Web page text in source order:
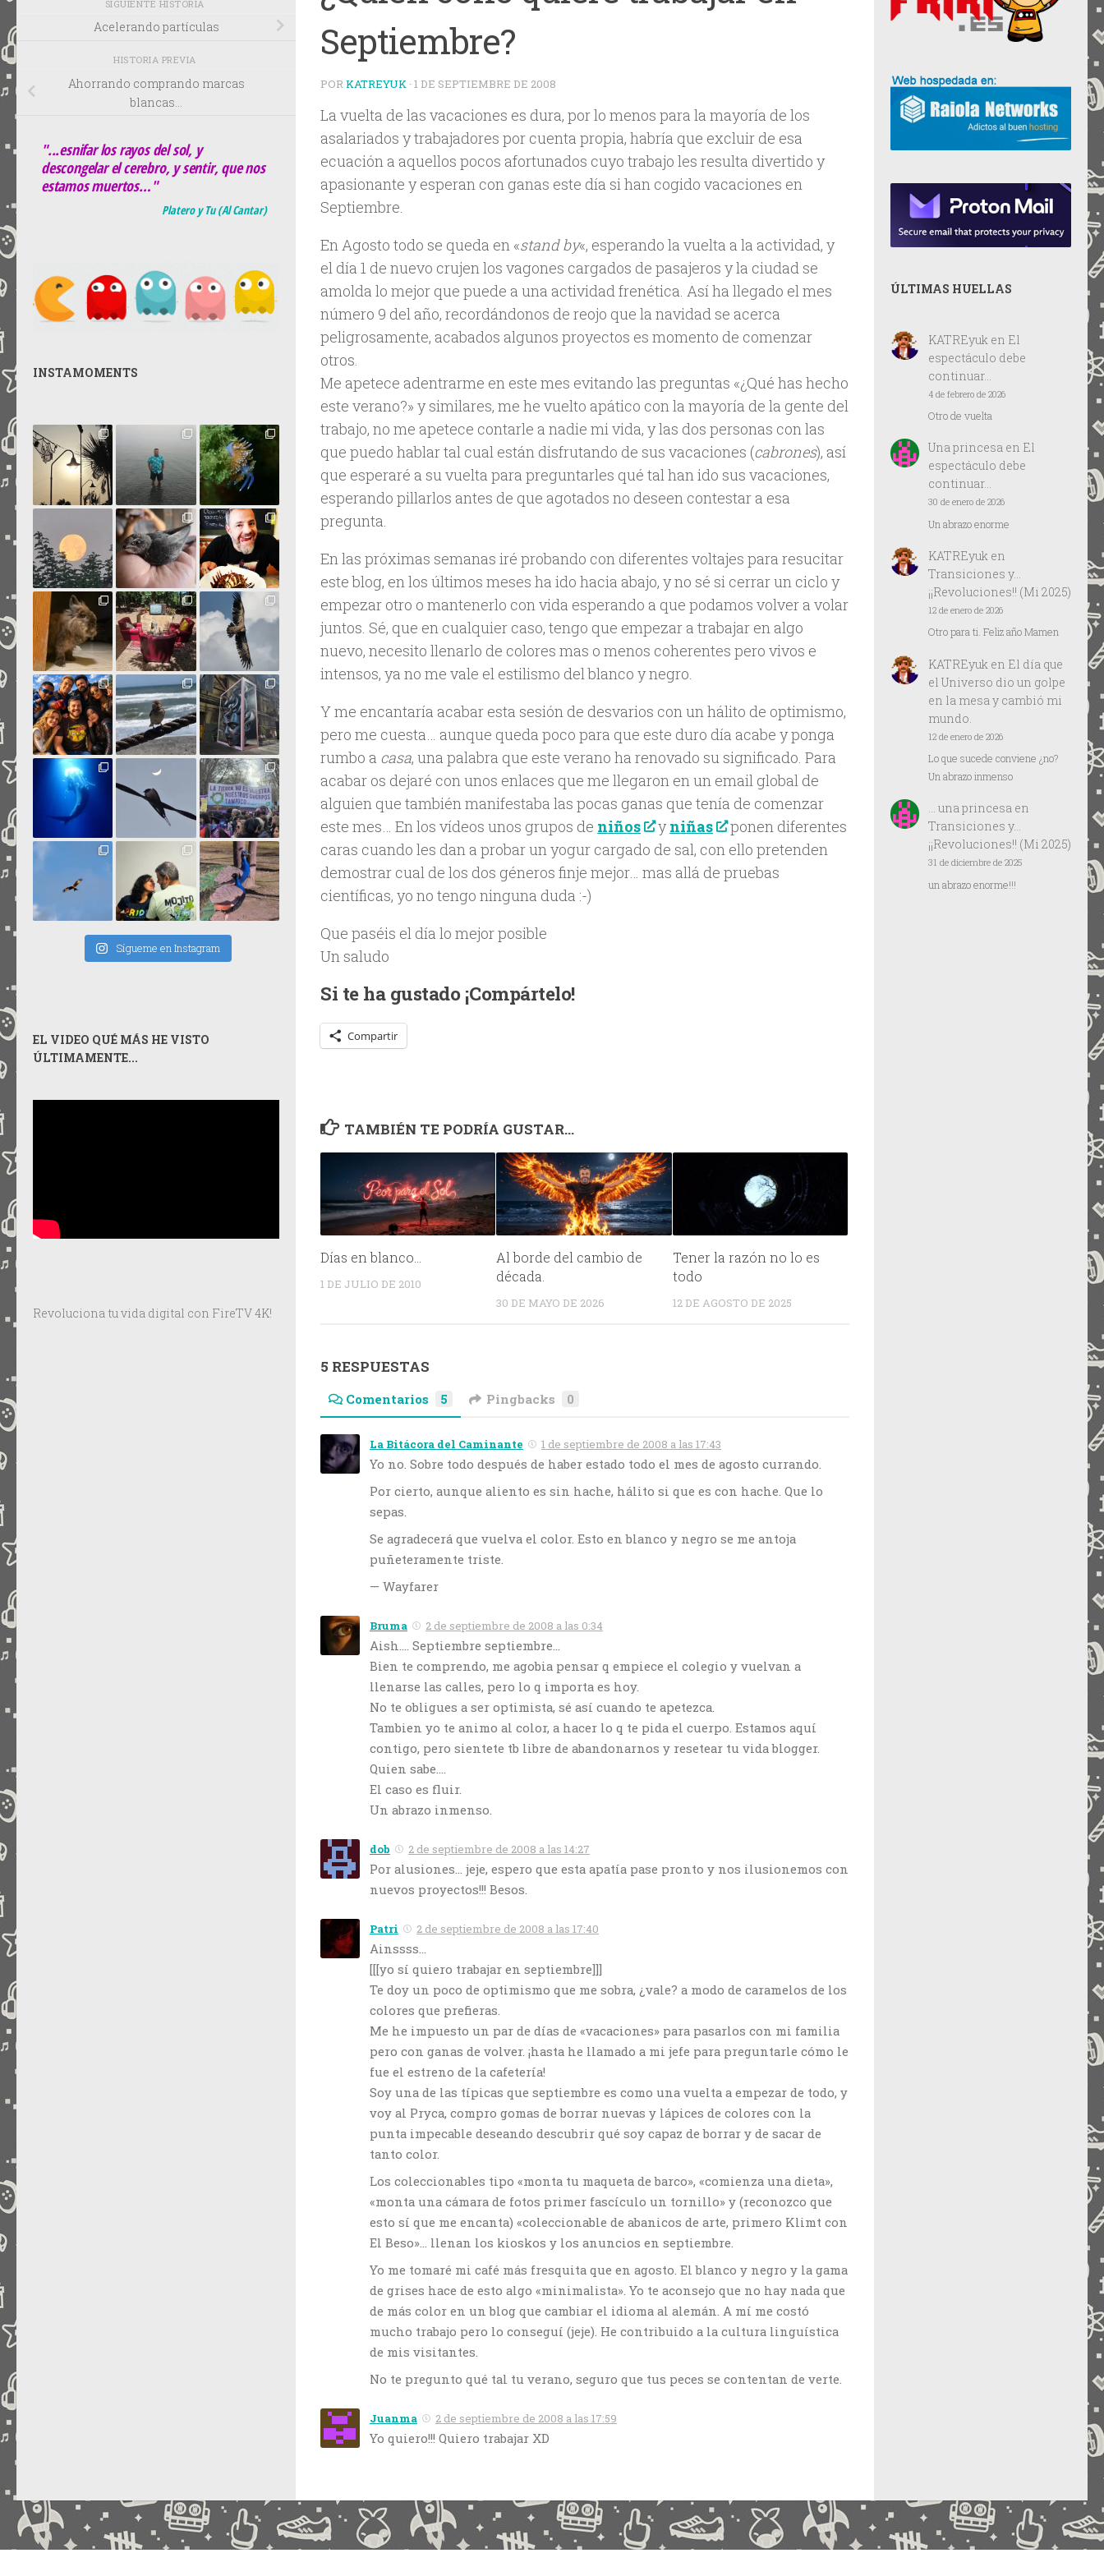
Septiembre?
POR KATREYUK · 1 DE SEPTIEMBRE DE 2008
La vuelta de las vacaciones es dura, por lo menos para la mayoría de los
asalariados y trabajadores por cuenta propia, habría que excluir de esa
ecuación a aquellos pocos afortunados cuyo trabajo les resulta divertido y
apasionante y esperan con ganas este día si han cogido vacaciones en
Septiembre.
En Agosto todo se queda en «stand by«, esperando la vuelta a la actividad, y
el día 1 de nuevo crujen los vagones cargados de pasajeros y la ciudad se
amolda lo mejor que puede a una actividad frenética. Así ha llegado el mes
número 9 del año, recordándonos de reojo que la navidad se acerca
peligrosamente, acabados algunos proyectos es momento de comenzar
otros.
Me apetece adentrarme en este mes evitando las preguntas «¿Qué has hecho
este verano?» y similares, me he vuelto apático con la mayoría de la gente del
trabajo, no me apetece contarle a nadie mi vida, y las dos personas con las
que puedo hablar tal cual están disfrutando de sus vacaciones (cabrones), así
que esperaré a su vuelta para preguntarles qué tal han ido sus vacaciones,
esperando pillarlos antes de que agotados no deseen contestar a esa
pregunta.
En las próximas semanas iré probando con diferentes voltajes para resucitar
este blog, en los últimos meses ha ido hacia abajo, y no sé si cerrar un ciclo y
empezar otro o mantenerlo con vida esperando a que podamos volver a volar
juntos. Sé, que en cualquier caso, tengo que empezar a trabajar en algo
nuevo, necesito llenarlo de colores mas o menos coherentes pero vivos e
intensos, ya no me vale el estilismo del blanco y negro.
Y me encantaría acabar esta sesión de desvarios con un hálito de optimismo,
pero me cuesta… aunque queda poco para que este duro día acabe y ponga
rumbo a casa, una palabra que este verano ha renovado su significado. Para
acabar os dejaré con unos enlaces que me llegaron en un email global de
alguien que también manifestaba las pocas ganas que tenía de comenzar
este mes… En los vídeos unos grupos de niños yniñas
ponen diferentes
caras cuando les dan a probar un yogur cargado de sal, con ello pretenden
demostrar cual de los dos géneros finje mejor… mas allá de pruebas
científicas, yo no tengo ninguna duda :-)
Que paséis el día lo mejor posible
Un saludo
Si te ha gustado ¡Compártelo!
Compartir
TAMBIÉN TE PODRÍA GUSTAR...
Días en blanco…
1 DE JULIO DE 2010
Al borde del cambio de
década.
30 DE MAYO DE 2026
Tener la razón no lo es
todo
12 DE AGOSTO DE 2025
5 RESPUESTAS
Comentarios 5 Pingbacks 0
La Bitácora del Caminante 1 de septiembre de 2008 a las 17:43
Yo no. Sobre todo después de haber estado todo el mes de agosto currando.
Por cierto, aunque aliento es sin hache, hálito si que es con hache. Que lo
sepas.
Se agradecerá que vuelva el color. Esto en blanco y negro se me antoja
puñeteramente triste.
— Wayfarer
Bruma 2 de septiembre de 2008 a las 0:34
Aish…. Septiembre septiembre…
Bien te comprendo, me agobia pensar q empiece el colegio y vuelvan a
llenarse las calles, pero lo q importa es hoy.
No te obligues a ser optimista, sé así cuando te apetezca.
Tambien yo te animo al color, a hacer lo q te pida el cuerpo. Estamos aquí
contigo, pero sientete tb libre de abandonarnos y resetear tu vida blogger.
Quien sabe….
El caso es fluir.
Un abrazo inmenso.
dob 2 de septiembre de 2008 a las 14:27
Por alusiones… jeje, espero que esta apatía pase pronto y nos ilusionemos con
nuevos proyectos!!! Besos.
Patri 2 de septiembre de 2008 a las 17:40
Ainssss…
[[[yo sí quiero trabajar en septiembre]]]
Te doy un poco de optimismo que me sobra, ¿vale? a modo de caramelos de los
colores que prefieras.
Me he impuesto un par de días de «vacaciones» para pasarlos con mi familia
pero con ganas de volver. ¡hasta he llamado a mi jefe para preguntarle cómo le
fue el estreno de la cafetería!
Soy una de las típicas que septiembre es como una vuelta a empezar de todo, y
voy al Pryca, compro gomas de borrar nuevas y lápices de colores con la
punta impecable deseando descubrir qué soy capaz de borrar y de sacar de
tanto color.
Los coleccionables tipo «monta tu maqueta de barco», «comienza una dieta»,
«monta una cámara de fotos primer fascículo un tornillo» y (reconozco que
esto sí que me encanta) «coleccionable de abanicos de arte, primero Klimt con
El Beso»… llenan los kioskos y los anuncios en septiembre.
Yo me tomaré mi café más fresquita que en agosto. El blanco y negro y la gama
de grises hace de esto algo «minimalista». Yo te aconsejo que no hay nada que
de más color en un blog que cambiar el idioma al alemán. A mí me costó
mucho trabajo pero lo conseguí (jeje). He contribuido a la cultura linguística
de mis visitantes.
No te pregunto qué tal tu verano, seguro que tus peces se contentan de verte.
Juanma 2 de septiembre de 2008 a las 17:59
Yo quiero!!! Quiero trabajar XD
SIGUIENTE HISTORIA
Acelerando partículas
HISTORIA PREVIA
Ahorrando comprando marcas
blancas…
"...esnifar los rayos del sol, y
descongelar el cerebro, y sentir, que nos
estamos muertos…"
Platero y Tu (Al Cantar)
INSTAMOMENTS
Sígueme en Instagram
EL VIDEO QUÉ MÁS HE VISTO
ÚLTIMAMENTE...
Revoluciona tu vida digital con FireTV 4K!
ÚLTIMAS HUELLAS
KATREyuk en El
espectáculo debe
continuar…
4 de febrero de 2026
Otro de vuelta
Una princesaen El
espectáculo debe
continuar…
30 de enero de 2026
Un abrazo enorme
KATREyuken
Transiciones y…
¡¡Revoluciones!! (Mi 2025)
12 de enero de 2026
Otro para ti. Feliz año Mamen
KATREyuk en El día que
el Universo dio un golpe
en la mesa y cambió mi
mundo.
12 de enero de 2026
Lo que sucede conviene ¿no?
Un abrazo inmenso
… una princesaen
Transiciones y…
¡¡Revoluciones!! (Mi 2025)
31 de diciembre de 2025
un abrazo enorme!!!